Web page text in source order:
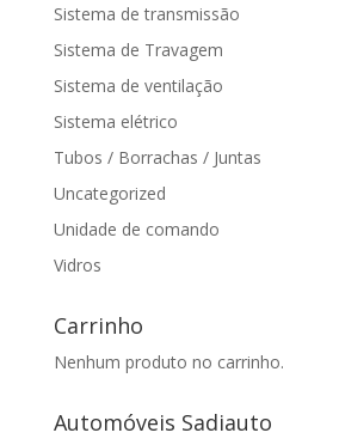
Sistema de transmissão
Sistema de Travagem
Sistema de ventilação
Sistema elétrico
Tubos / Borrachas / Juntas
Uncategorized
Unidade de comando
Vidros
Carrinho
Nenhum produto no carrinho.
Automóveis Sadiauto